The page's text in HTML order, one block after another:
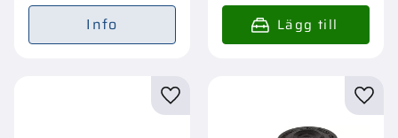
Info
Lägg till i favoriter